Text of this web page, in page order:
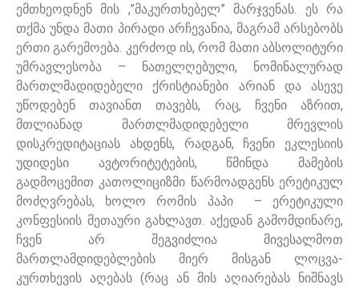
ემთხეოდნენ მის ,”მაკურთხებელ” მარჯვენას. ეს რა
თქმა უნდა მათი პირადი არჩევანია, მაგრამ არსებობს
ერთი გარემოება. კერძოდ ის, რომ მათი აბსოლიტური
უმრავლესობა – ნათელღებული, ნომინალურად
მართლმადიდებელი ქრისტიანები არიან და ასევე
უწოდებენ თავიანთ თავებს, რაც, ჩვენი აზრით,
მთლიანად მართლმადიდებელი მრევლის
დისკრედიტაციას ახდენს, რადგან, ჩვენი ეკლესიის
უდიდესი ავტორიტეტების, წმინდა მამების
გადმოცემით კათოლიციზმი წარმოადგენს ერეტიკულ
მოძღვრებას, ხოლო რომის პაპი – ერეტიკული
კონფესიის მეთაური გახლავთ. აქედან გამომდინარე,
ჩვენ არ შეგვიძლია მივესალმოთ
მართლამდიდებლების მიერ მისგან ლოცვა-
კურთხევის აღებას (რაც ან მის აღიარებას ნიშნავს